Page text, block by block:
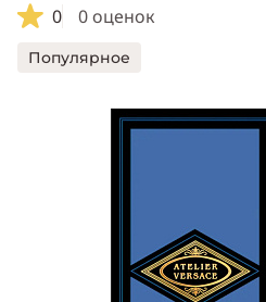
0 0 оценок
Популярное